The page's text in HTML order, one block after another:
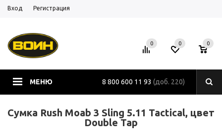
Вход Регистрация
МЕНЮ 8 800 600 11 93 (доб. 220)
0 0 0
Сумка Rush Moab 3 Sling 5.11 Tactical, цвет
Double Tap